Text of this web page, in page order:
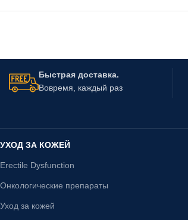
Быстрая доставка.
Вовремя, каждый раз
УХОД ЗА КОЖЕЙ
Erectile Dysfunction
Онкологические препараты
Уход за кожей